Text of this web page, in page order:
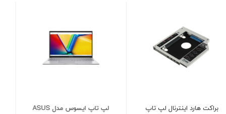
لپ تاپ ایسوس مدل ASUS